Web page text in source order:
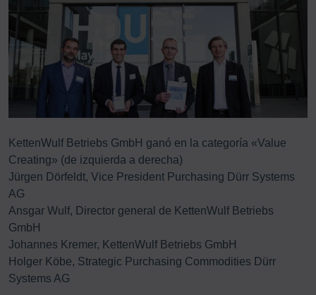
KettenWulf Betriebs GmbH ganó en la categoría «Value
Creating» (de izquierda a derecha)
Jürgen Dörfeldt, Vice President Purchasing Dürr Systems
AG
Ansgar Wulf, Director general de KettenWulf Betriebs
GmbH
Johannes Kremer, KettenWulf Betriebs GmbH
Holger Köbe, Strategic Purchasing Commodities Dürr
Systems AG